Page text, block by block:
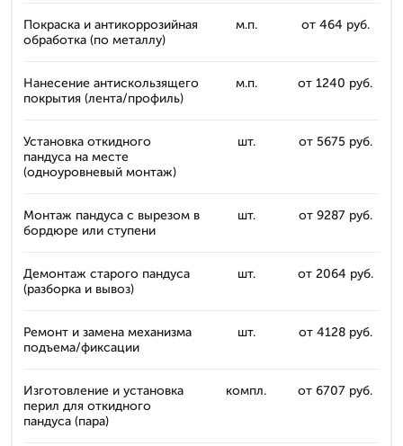
Покраска и антикоррозийная
обработка (по металлу)
м.п. от 464 руб.
Нанесение антискользящего
покрытия (лента/профиль)
м.п. от 1240 руб.
Установка откидного
пандуса на месте
(одноуровневый монтаж)
шт. от 5675 руб.
Монтаж пандуса с вырезом в
бордюре или ступени
шт. от 9287 руб.
Демонтаж старого пандуса
(разборка и вывоз)
шт. от 2064 руб.
Ремонт и замена механизма
подъема/фиксации
шт. от 4128 руб.
Изготовление и установка
перил для откидного
пандуса (пара)
компл. от 6707 руб.